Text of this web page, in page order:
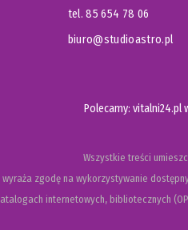
tel. 85 654 78 06
biuro@studioastro.pl
Polecamy: vitalni24.pl
Wszystkie treści
zgodę na wykorzystywanie
internetowych, bibliotecznych